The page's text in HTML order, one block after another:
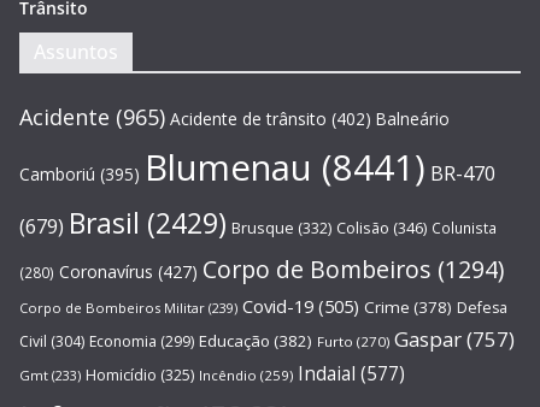
Trânsito
Assuntos
Acidente (965) Acidente de trânsito (402) Balneário
Camboriú (395) Blumenau (8441) BR-470
(679) Brasil (2429) Brusque (332) Colisão (346) Colunista
(280) Coronavírus (427) Corpo de Bombeiros (1294)
Corpo de Bombeiros Militar (239) Covid-19 (505) Crime (378) Defesa
Civil (304) Economia (299) Educação (382) Furto (270) Gaspar(757)
Gmt (233) Homicídio (325) Incêndio (259) Indaial (577)